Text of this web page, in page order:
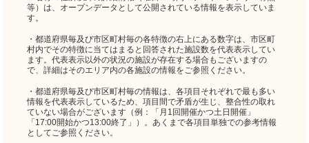
等）は、オープンデータとして公開されている情報を表示していま
す。
・都道府県毎及び市区町村毎の各特徴の右上にある数字は、市区町
村内でその特徴に当てはまると回答された施設数を代表表示してい
ます。代表表示以外の状況の施設が存在する場合もございますの
で、詳細はそのエリア内の各施設の情報をご参照ください。
・都道府県毎及び市区町村毎の情報は、各項目それぞれで最も多い
情報を代表表示しているため、項目間で矛盾が生じ、整合性の取れ
ていない場合がございます（例：「月1回開催かつ土日開催」
「17:00開始かつ13:00終了」）。あくまで各項目単独での参考情報
としてご参照ください。